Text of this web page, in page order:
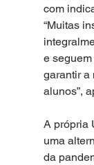
com
“Muitas
e
garantir a
alunos”,
A própria
uma
da